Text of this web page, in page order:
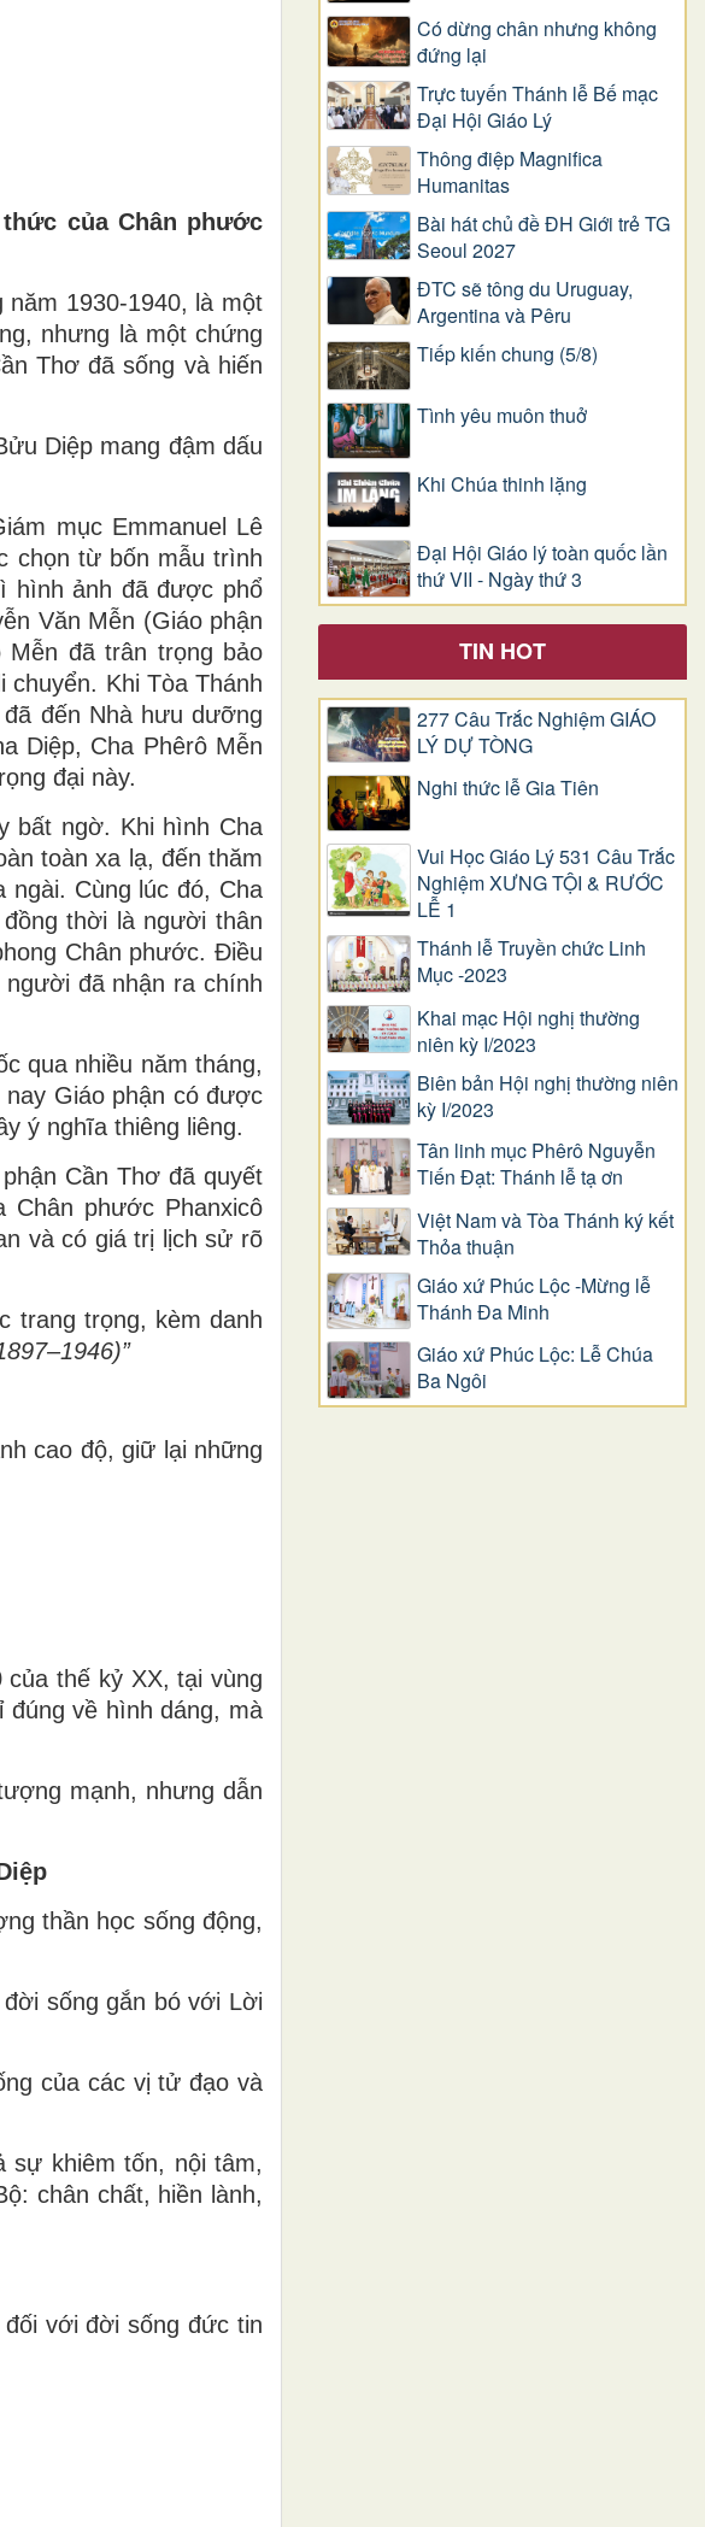
của Chân phước
1930-1940, là một
nhưng là một chứng
Thơ đã sống và hiến
Diệp mang đậm dấu
mục Emmanuel Lê
chọn từ bốn mẫu trình
hình ảnh đã được phổ
Văn Mễn (Giáo phận
đã trân trọng bảo
Khi Tòa Thánh
đến Nhà hưu dưỡng
Diệp, Cha Phêrô Mễn
đại này.
bất ngờ. Khi hình Cha
toàn xa lạ, đến thăm
Cùng lúc đó, Cha
thời là người thân
Chân phước. Điều
đã nhận ra chính
qua nhiều năm tháng,
Giáo phận có được
ý nghĩa thiêng liêng.
Cần Thơ đã quyết
phước Phanxicô
và có giá trị lịch sử rõ
trang trọng, kèm danh
cao độ, giữ lại những
thế kỷ XX, tại vùng
về hình dáng, mà
mạnh, nhưng dẫn
thần học sống động,
sống gắn bó với Lời
của các vị tử đạo và
sự khiêm tốn, nội tâm,
chân chất, hiền lành,
với đời sống đức tin
Có dừng chân nhưng không
đứng lại
Trực tuyến Thánh lễ Bế mạc
Đại Hội Giáo Lý
Thông điệp Magnifica
Humanitas
Bài hát chủ đề ĐH Giới trẻ TG
Seoul 2027
ĐTC sẽ tông du Uruguay,
Argentina và Pêru
Tiếp kiến chung (5/8)
Tình yêu muôn thuở
Khi Chúa thinh lặng
Đại Hội Giáo lý toàn quốc lần
thứ VII - Ngày thứ 3
TIN HOT
277 Câu Trắc Nghiệm GIÁO
LÝ DỰ TÒNG
Nghi thức lễ Gia Tiên
Vui Học Giáo Lý 531 Câu Trắc
Nghiệm XƯNG TỘI & RƯỚC
LỄ 1
Thánh lễ Truyền chức Linh
Mục -2023
Khai mạc Hội nghị thường
niên kỳ I/2023
Biên bản Hội nghị thường niên
kỳ I/2023
Tân linh mục Phêrô Nguyễn
Tiến Đạt: Thánh lễ tạ ơn
Việt Nam và Tòa Thánh ký kết
Thỏa thuận
Giáo xứ Phúc Lộc -Mừng lễ
Thánh Đa Minh
Giáo xứ Phúc Lộc: Lễ Chúa
Ba Ngôi